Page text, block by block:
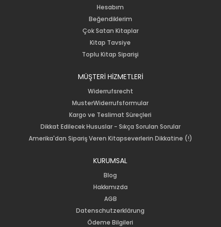
Hesabım
Beğendiklerim
Çok Satan Kitaplar
Kitap Tavsiye
Toplu Kitap Siparişi
MÜŞTERİ HİZMETLERİ
Widerrufsrecht
MusterWiderrufsformular
Kargo ve Teslimat Süreçleri
Dikkat Edilecek Hususlar - Sıkça Sorulan Sorular
Amerika'dan Sipariş Veren Kitapseverlerin Dikkatine (!)
KURUMSAL
Blog
Hakkımızda
AGB
Datenschutzerklärung
Ödeme Bilgileri